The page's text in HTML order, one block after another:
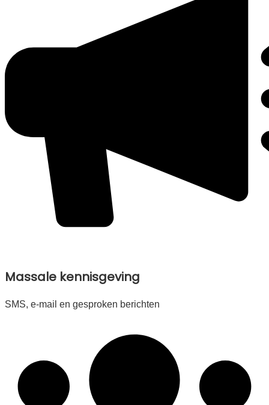
Massale kennisgeving
SMS, e-mail en gesproken berichten